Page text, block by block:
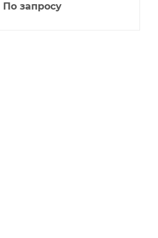
По запросу